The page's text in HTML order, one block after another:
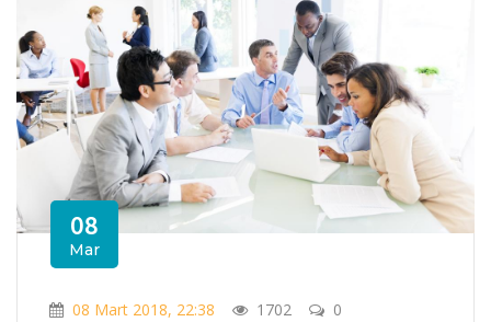
08
Mar
08 Mart 2018, 22:38 1702 0